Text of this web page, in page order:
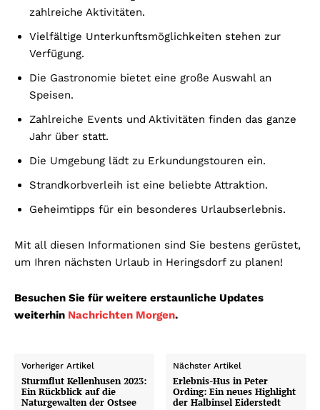
zahlreiche Aktivitäten.
Vielfältige Unterkunftsmöglichkeiten stehen zur
Verfügung.
Die Gastronomie bietet eine große Auswahl an
Speisen.
Zahlreiche Events und Aktivitäten finden das ganze
Jahr über statt.
Die Umgebung lädt zu Erkundungstouren ein.
Strandkorbverleih ist eine beliebte Attraktion.
Geheimtipps für ein besonderes Urlaubserlebnis.
Mit all diesen Informationen sind Sie bestens gerüstet,
um Ihren nächsten Urlaub in Heringsdorf zu planen!
Besuchen Sie für weitere erstaunliche Updates
weiterhin Nachrichten Morgen.
Vorheriger Artikel
Sturmflut Kellenhusen 2023:
Ein Rückblick auf die
Naturgewalten der Ostsee
Nächster Artikel
Erlebnis-Hus in Peter
Ording: Ein neues Highlight
der Halbinsel Eiderstedt